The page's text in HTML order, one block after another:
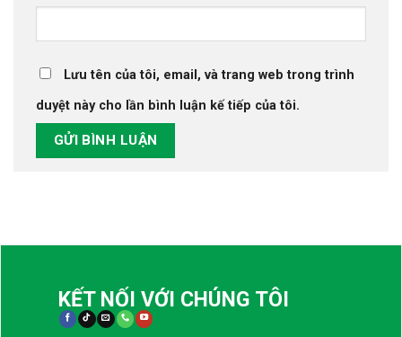
Lưu tên của tôi, email, và trang web trong trình
duyệt này cho lần bình luận kế tiếp của tôi.
KẾT NỐI VỚI CHÚNG TÔI